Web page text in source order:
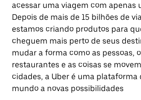
acessar uma viagem com apenas
Depois de mais de 15 bilhões de
estamos criando produtos para
cheguem mais perto de seus
mudar a forma como as pessoas,
restaurantes e as coisas se
cidades, a Uber é uma plataforma
mundo a novas possibilidades